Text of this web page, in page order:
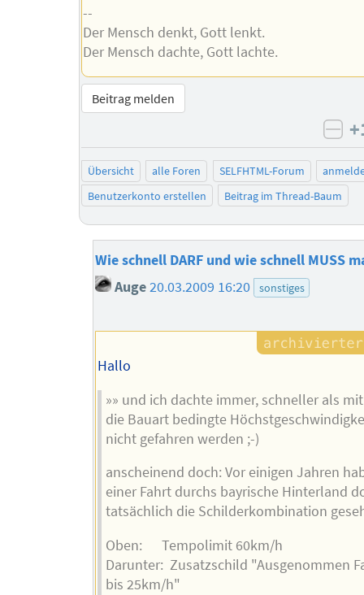
--
Der Mensch denkt, Gott lenkt.
Der Mensch dachte, Gott lachte.
Beitrag melden
Übersicht alle Foren SELFHTML-Forum
Benutzerkonto erstellen
Beitrag im Thread-Baum
Wie schnell DARF und wie schnell MUSS
Auge20.03.2009 16:20 sonstiges
Hallo
»» und ich dachte immer, schneller als
die Bauart bedingte
nicht gefahren werden ;-)
anscheinend doch: Vor einigen Jahren
einer Fahrt durchs bayrische Hinterland
tatsächlich die Schilderkombination
Oben: Tempolimit 60km/h
Darunter: Zusatzschild "Ausgenommen
bis 25km/h"